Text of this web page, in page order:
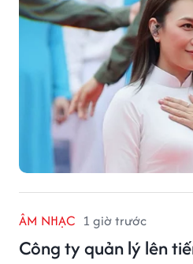
ÂM NHẠC 1 giờ trước
Công ty quản lý lên